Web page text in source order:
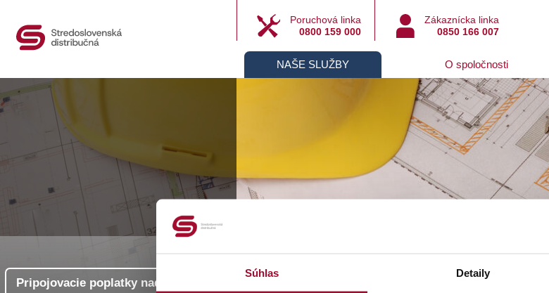
Súhlas Detaily
Poruchová linka
0800 159 000
Zákaznícka linka
0850 166 007
NAŠE SLUŽBY O spoločnosti
Pripojovacie poplatky nad 1 kV
Pripojovacie poplatky nad 1 kV pre rok 2018